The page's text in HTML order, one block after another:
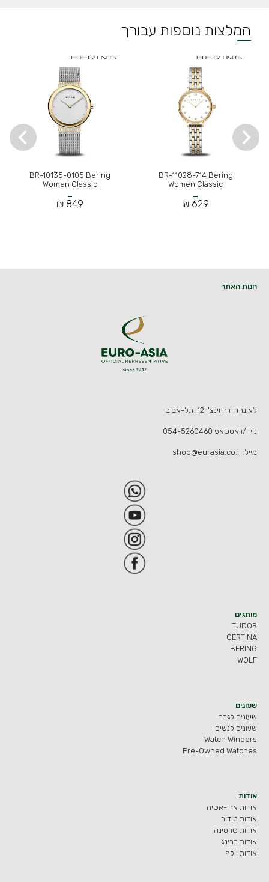
המלצות נוספות עבורך
BR-11028-714 Bering
Women Classic
629 ₪
BR-10135-0105 Bering
Women Classic
849 ₪
חנות האתר
לאונרדו דה וינצ'י 12, תל-אביב
נייד/וואטסאפ 054-5260460
מייל: shop@eurasia.co.il
מותגים
TUDOR
CERTINA
BERING
WOLF
שעונים
שעונים לגבר
שעונים לנשים
Watch Winders
Pre-Owned Watches
אודות
אודות ארו-אסיה
אודות טודור
אודות סרטינה
אודות ברינג
אודות וולף